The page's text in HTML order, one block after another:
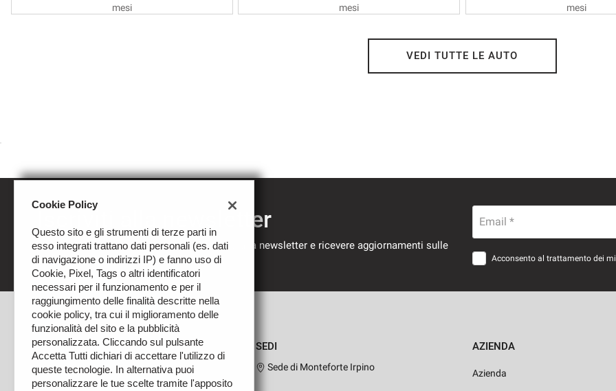
mesi
mesi
mesi
VEDI TUTTE LE AUTO
Iscriviti alla newsletter
Compila il modulo sottostante per iscriverti alla newsletter e ricevere aggiornamenti sulle
nostre novità.
Email *
Acconsento al trattamento dei
SEDI
Sede di Monteforte Irpino
AZIENDA
Azienda
Cookie Policy
Questo sito e gli strumenti di terze parti in
esso integrati trattano dati personali (es. dati
di navigazione o indirizzi IP) e fanno uso di
Cookie, Pixel, Tags o altri identificatori
necessari per il funzionamento e per il
raggiungimento delle finalità descritte nella
cookie policy, tra cui il miglioramento delle
funzionalità del sito e la pubblicità
personalizzata. Cliccando sul pulsante
Accetta Tutti dichiari di accettare l'utilizzo di
queste tecnologie. In alternativa puoi
personalizzare le tue scelte tramite l'apposito